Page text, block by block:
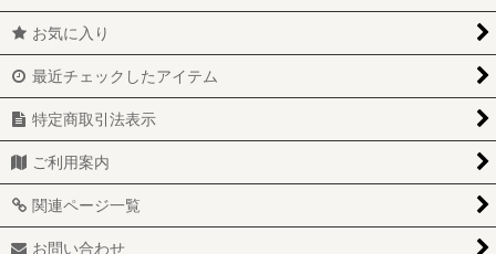
お気に入り
最近チェックしたアイテム
特定商取引法表示
ご利用案内
関連ページ一覧
お問い合わせ